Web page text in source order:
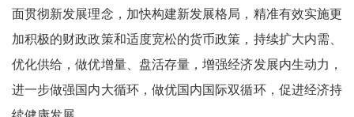
面贯彻新发展理念，加快构建新发展格局，精准有效实施更
加积极的财政政策和适度宽松的货币政策，持续扩大内需、
优化供给，做优增量、盘活存量，增强经济发展内生动力，
进一步做强国内大循环，做优国内国际双循环，促进经济持